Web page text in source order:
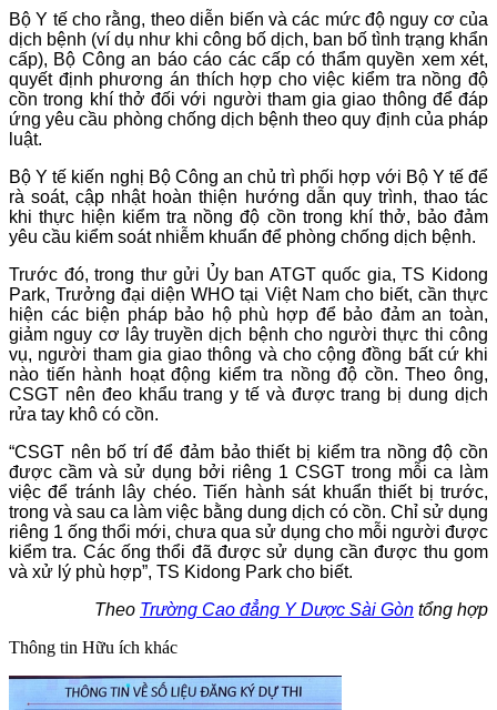
Bộ Y tế cho rằng, theo diễn biến và các mức độ nguy cơ của
dịch bệnh (ví dụ như khi công bố dịch, ban bố tình trạng khẩn
cấp), Bộ Công an báo cáo các cấp có thẩm quyền xem xét,
quyết định phương án thích hợp cho việc kiểm tra nồng độ
cồn trong khí thở đối với người tham gia giao thông để đáp
ứng yêu cầu phòng chống dịch bệnh theo quy định của pháp
luật.
Bộ Y tế kiến nghị Bộ Công an chủ trì phối hợp với Bộ Y tế để
rà soát, cập nhật hoàn thiện hướng dẫn quy trình, thao tác
khi thực hiện kiểm tra nồng độ cồn trong khí thở, bảo đảm
yêu cầu kiểm soát nhiễm khuẩn để phòng chống dịch bệnh.
Trước đó, trong thư gửi Ủy ban ATGT quốc gia, TS Kidong
Park, Trưởng đại diện WHO tại Việt Nam cho biết, cần thực
hiện các biện pháp bảo hộ phù hợp để bảo đảm an toàn,
giảm nguy cơ lây truyền dịch bệnh cho người thực thi công
vụ, người tham gia giao thông và cho cộng đồng bất cứ khi
nào tiến hành hoạt động kiểm tra nồng độ cồn. Theo ông,
CSGT nên đeo khẩu trang y tế và được trang bị dung dịch
rửa tay khô có cồn.
“CSGT nên bố trí để đảm bảo thiết bị kiểm tra nồng độ cồn
được cầm và sử dụng bởi riêng 1 CSGT trong mỗi ca làm
việc để tránh lây chéo. Tiến hành sát khuẩn thiết bị trước,
trong và sau ca làm việc bằng dung dịch có cồn. Chỉ sử dụng
riêng 1 ống thổi mới, chưa qua sử dụng cho mỗi người được
kiểm tra. Các ống thổi đã được sử dụng cần được thu gom
và xử lý phù hợp”, TS Kidong Park cho biết.
Theo Trường Cao đẳng Y Dược Sài Gòn tổng hợp
Thông tin Hữu ích khác